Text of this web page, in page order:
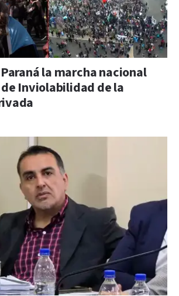
la marcha nacional
Inviolabilidad de la